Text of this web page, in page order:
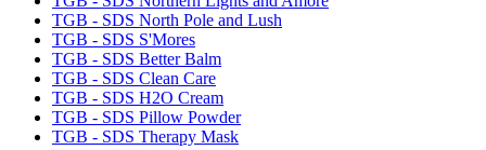
TGB - SDS North Pole and Lush
TGB - SDS S'Mores
TGB - SDS Better Balm
TGB - SDS Clean Care
TGB - SDS H2O Cream
TGB - SDS Pillow Powder
TGB - SDS Therapy Mask